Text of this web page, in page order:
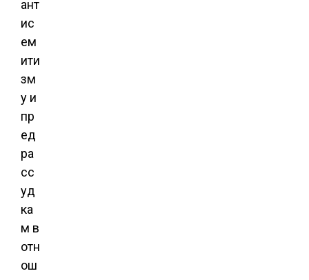
ант
ис
ем
ити
зм
у и
пр
ед
ра
сс
уд
ка
м в
отн
ош